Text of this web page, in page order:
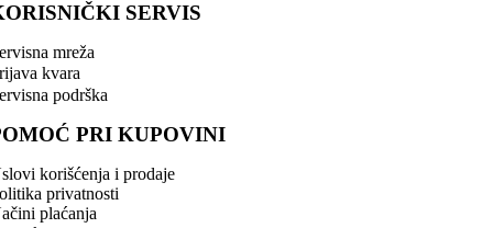
SERVIS
mreža
kvara
podrška
PRI KUPOVINI
korišćenja i prodaje
privatnosti
plaćanja